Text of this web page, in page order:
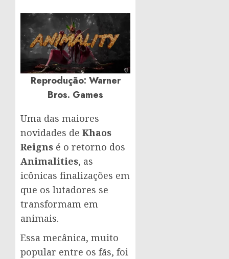
Reprodução: Warner
Bros. Games
Uma das maiores
novidades de Khaos
Reigns é o retorno dos
Animalities, as
icônicas finalizações em
que os lutadores se
transformam em
animais.
Essa mecânica, muito
popular entre os fãs, foi